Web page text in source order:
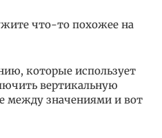
что-то похожее на
которые использует
вертикальную
между значениями и вот